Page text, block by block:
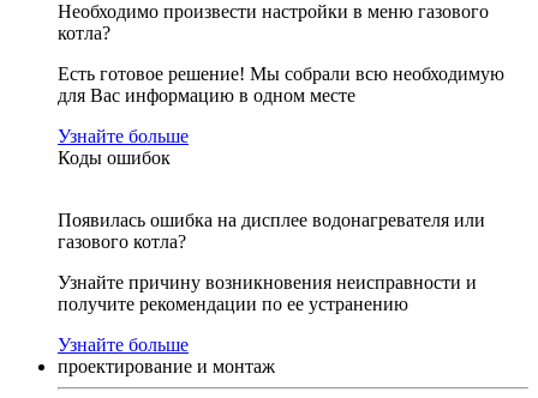
Необходимо произвести настройки в меню газового
котла?
Есть готовое решение! Мы собрали всю необходимую
для Вас информацию в одном месте
Узнайте больше
Коды ошибок
Появилась ошибка на дисплее водонагревателя или
газового котла?
Узнайте причину возникновения неисправности и
получите рекомендации по ее устранению
Узнайте больше
проектирование и монтаж